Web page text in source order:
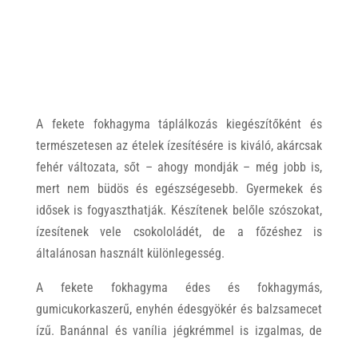
A fekete fokhagyma táplálkozás kiegészítőként és
természetesen az ételek ízesítésére is kiváló, akárcsak
fehér változata, sőt – ahogy mondják – még jobb is,
mert nem büdös és egészségesebb. Gyermekek és
idősek is fogyaszthatják. Készítenek belőle szószokat,
ízesítenek vele csokololádét, de a főzéshez is
általánosan használt különlegesség.
A fekete fokhagyma édes és fokhagymás,
gumicukorkaszerű, enyhén édesgyökér és balzsamecet
ízű. Banánnal és vanília jégkrémmel is izgalmas, de